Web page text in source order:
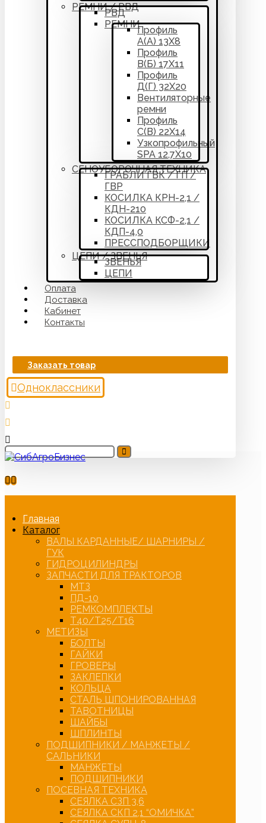
РЕМНИ / РВД
РВД
РЕМНИ
Профиль
А(А) 13Х8
Профиль
В(Б) 17Х11
Профиль
Д(Г) 32Х20
Вентиляторные
ремни
Профиль
С(В) 22Х14
Узкопрофильный
SPA 12,7Х10
СЕНОУБОРОЧНАЯ ТЕХНИКА
ГРАБЛИ ГВК / ГП /
ГВР
КОСИЛКА КРН-2,1 /
КДН-210
КОСИЛКА КСФ-2,1 /
КДП-4,0
ПРЕССПОДБОРЩИКИ
ЦЕПИ / ЗВЕНЬЯ
ЗВЕНЬЯ
ЦЕПИ
Оплата
Доставка
Кабинет
Контакты
Заказать товар
Одноклассники
Главная
Каталог
ВАЛЫ КАРДАННЫЕ/ ШАРНИРЫ /
ГУК
ГИДРОЦИЛИНДРЫ
ЗАПЧАСТИ ДЛЯ ТРАКТОРОВ
МТЗ
ПД-10
РЕМКОМПЛЕКТЫ
Т40/Т25/Т16
МЕТИЗЫ
БОЛТЫ
ГАЙКИ
ГРОВЕРЫ
ЗАКЛЕПКИ
КОЛЬЦА
СТАЛЬ ШПОНИРОВАННАЯ
ТАВОТНИЦЫ
ШАЙБЫ
ШПЛИНТЫ
ПОДШИПНИКИ / МАНЖЕТЫ /
САЛЬНИКИ
МАНЖЕТЫ
ПОДШИПНИКИ
ПОСЕВНАЯ ТЕХНИКА
СЕЯЛКА СЗП 3,6
СЕЯЛКА СКП 2,1 “ОМИЧКА”